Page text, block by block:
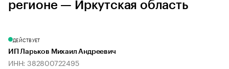
регионе — Иркутская область
ДЕЙСТВУЕТ
ИП Ларьков Михаил Андреевич
ИНН: 382800722495